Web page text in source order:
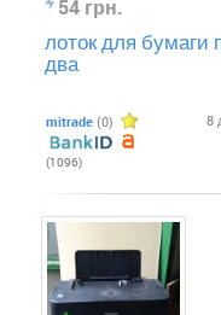
54 грн.
лоток для бумаги
два
mitrade (0)
(1096)
8